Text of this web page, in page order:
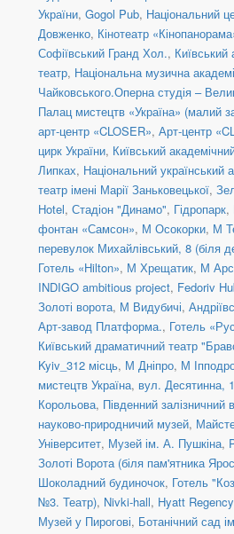
України, Gogol Pub, Національний
Довженко, Кінотеатр
Софіївський Гранд Хол.,
театр, Національна музична
Чайковського.Оперна студія –
Палац мистецтв «Україна» (малий
арт-центр «CLOSER», Арт-центр
цирк України, Київський
Липках, Національний український
театр імені Марії Заньковецької,
Hotel, Стадіон "Динамо", Гідропарк,
фонтан «Самсон», М Осокорки, М
перевулок Михайлівський, 8 (біля
Готель «Hilton», М Хрещатик, М
INDIGO ambitious project, Fedoriv
Золоті ворота, М Видубичі,
Арт-завод Платформа., Готель
Київський драматичний театр
Kyiv_312 місць, М Дніпро, М
мистецтв Україна, вул. Десятинна,
Корольова, Південний залізничний
науково-природничий музей,
Університет, Музей ім. А. Пушкіна,
Золоті Ворота (біля пам'ятника
Шоколадний будиночок, Готель
№3. Театр), Nivki-hall, Hyatt
Музей у Пирогові, Ботанічний сад